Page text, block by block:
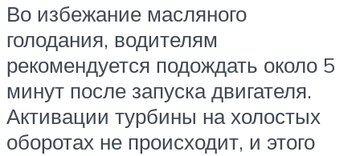
Во избежание масляного
голодания, водителям
рекомендуется подождать около 5
минут после запуска двигателя.
Активации турбины на холостых
оборотах не происходит, и этого